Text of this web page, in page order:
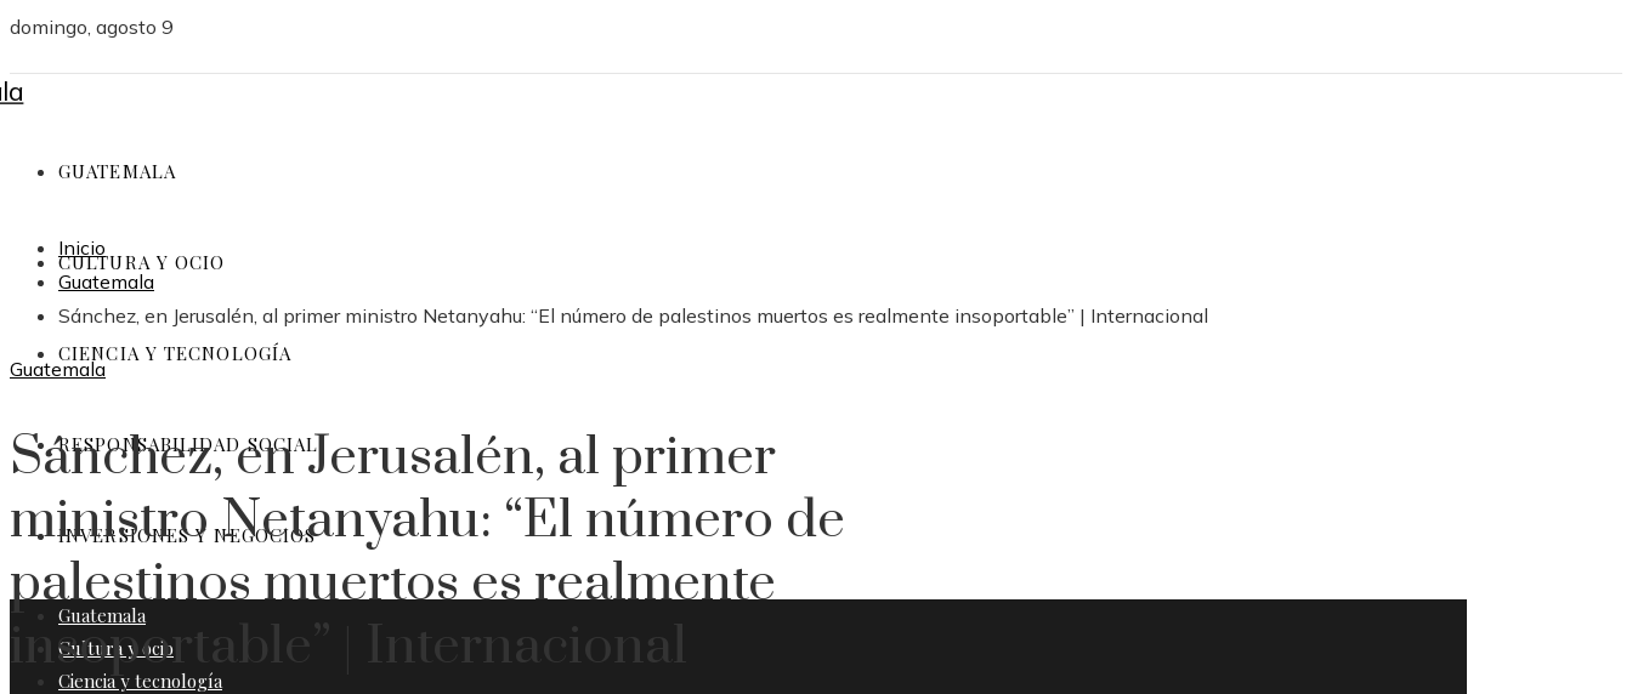
domingo, agosto 9
GUATEMALA
CULTURA Y OCIO
CIENCIA Y TECNOLOGÍA
RESPONSABILIDAD SOCIAL
INVERSIONES Y NEGOCIOS
Guatemala
Cultura y ocio
Ciencia y tecnología
Inicio
Guatemala
Sánchez, en Jerusalén, al primer ministro Netanyahu: “El número de palestinos muertos es realmente insoportable” | Internacional
Guatemala
Sánchez, en Jerusalén, al primer
ministro Netanyahu: “El número de
palestinos muertos es realmente
insoportable” | Internacional